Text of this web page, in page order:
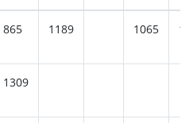
865 1189 1065
1309